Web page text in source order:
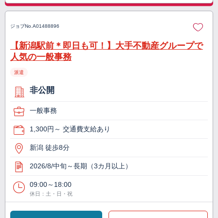
ジョブNo. A01488896
【新潟駅前＊即日も可！】大手不動産グループで
人気の一般事務
派遣
非公開
一般事務
1,300円～ 交通費支給あり
新潟 徒歩8分
2026/8/中旬～長期（3カ月以上）
09:00～18:00
休日：土・日・祝